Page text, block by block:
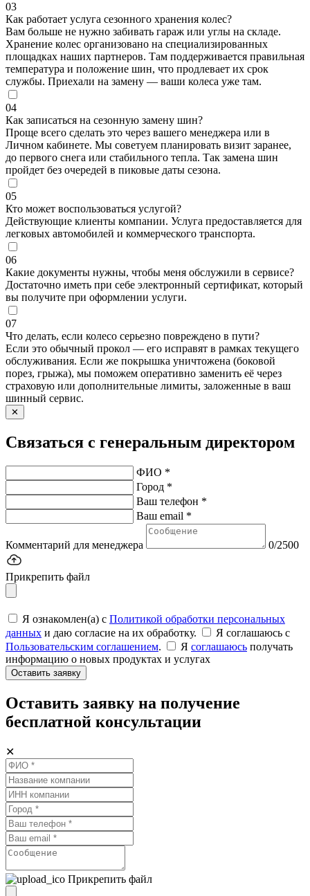
03
Как работает услуга сезонного хранения колес?
Вам больше не нужно забивать гараж или углы на складе.
Хранение колес организовано на специализированных
площадках наших партнеров. Там поддерживается правильная
температура и положение шин, что продлевает их срок
службы. Приехали на замену — ваши колеса уже там.
04
Как записаться на сезонную замену шин?
Проще всего сделать это через вашего менеджера или в
Личном кабинете. Мы советуем планировать визит заранее,
до первого снега или стабильного тепла. Так замена шин
пройдет без очередей в пиковые даты сезона.
05
Кто может воспользоваться услугой?
Действующие клиенты компании. Услуга предоставляется для
легковых автомобилей и коммерческого транспорта.
06
Какие документы нужны, чтобы меня обслужили в сервисе?
Достаточно иметь при себе электронный сертификат, который
вы получите при оформлении услуги.
07
Что делать, если колесо серьезно повреждено в пути?
Если это обычный прокол — его исправят в рамках текущего
обслуживания. Если же покрышка уничтожена (боковой
порез, грыжа), мы поможем оперативно заменить её через
страховую или дополнительные лимиты, заложенные в ваш
шинный сервис.
✕
Связаться с генеральным директором
ФИО *
Город *
Ваш телефон *
Ваш email *
Комментарий для менеджера 0/2500
Прикрепить файл
Я ознакомлен(а) с Политикой обработки персональных
данных и даю согласие на их обработку.
Я соглашаюсь c
Пользовательским соглашением. Я соглашаюсь получать
информацию о новых продуктах и услугах
Оставить заявку
Оставить заявку на получение
бесплатной консультации
✕
Прикрепить файл